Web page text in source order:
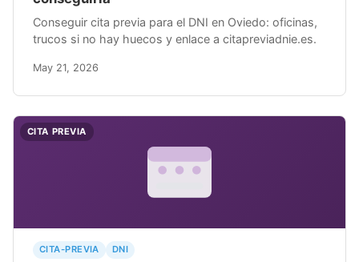
Conseguir cita previa para el DNI en Oviedo: oficinas,
trucos si no hay huecos y enlace a citapreviadnie.es.
May 21, 2026
CITA PREVIA
CITA-PREVIA DNI